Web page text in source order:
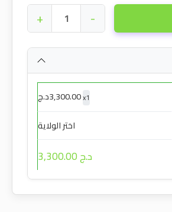
-
+
x1
3,300.00د.ج
اختر الولاية
د.ج 3,300.00